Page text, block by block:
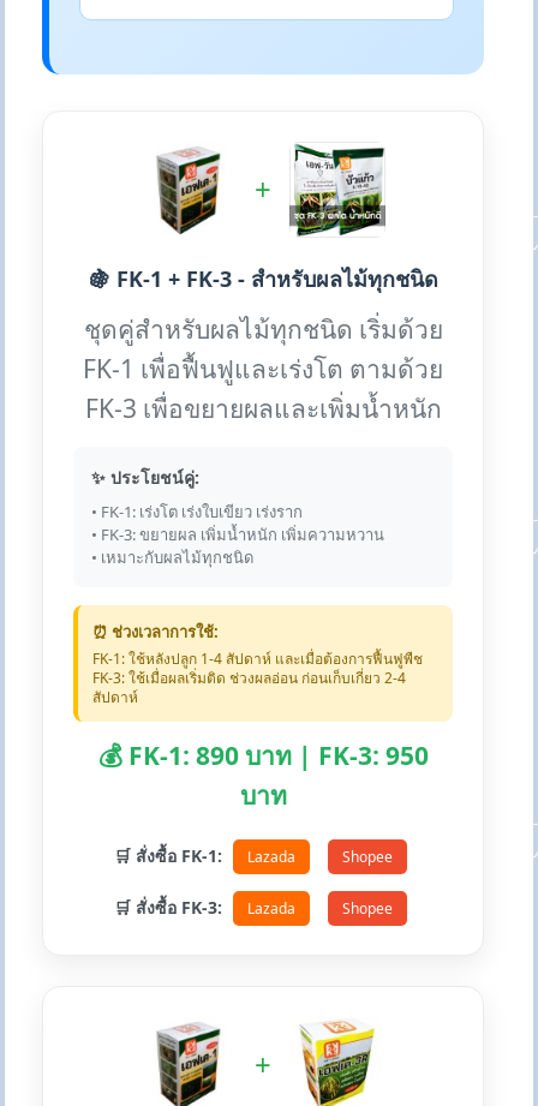
+
🍇 FK-1 + FK-3 - สำหรับผลไม้ทุกชนิด
ชุดคู่สำหรับผลไม้ทุกชนิด เริ่มด้วย
FK-1 เพื่อฟื้นฟูและเร่งโต ตามด้วย
FK-3 เพื่อขยายผลและเพิ่มน้ำหนัก
✨ ประโยชน์คู่:
• FK-1: เร่งโต เร่งใบเขียว เร่งราก
• FK-3: ขยายผล เพิ่มน้ำหนัก เพิ่มความหวาน
• เหมาะกับผลไม้ทุกชนิด
⏰ ช่วงเวลาการใช้:
FK-1: ใช้หลังปลูก 1-4 สัปดาห์ และเมื่อต้องการฟื้นฟูพืช
FK-3: ใช้เมื่อผลเริ่มติด ช่วงผลอ่อน ก่อนเก็บเกี่ยว 2-4
สัปดาห์
💰 FK-1: 890 บาท | FK-3: 950
บาท
🛒 สั่งซื้อ FK-1: Lazada Shopee
🛒 สั่งซื้อ FK-3: Lazada Shopee
+